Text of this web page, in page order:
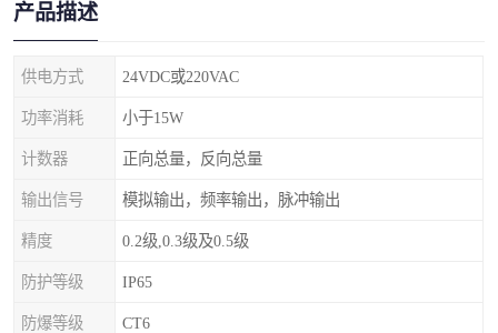
产品描述
供电方式 24VDC或220VAC
功率消耗 小于15W
计数器 正向总量，反向总量
输出信号 模拟输出，频率输出，脉冲输出
精度 0.2级,0.3级及0.5级
防护等级 IP65
防爆等级 CT6